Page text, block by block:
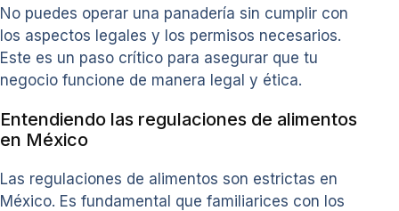
No puedes operar una panadería sin cumplir con
los aspectos legales y los permisos necesarios.
Este es un paso crítico para asegurar que tu
negocio funcione de manera legal y ética.
Entendiendo las regulaciones de alimentos
en México
Las regulaciones de alimentos son estrictas en
México. Es fundamental que familiarices con los